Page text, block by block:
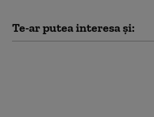
Te-ar putea interesa și: